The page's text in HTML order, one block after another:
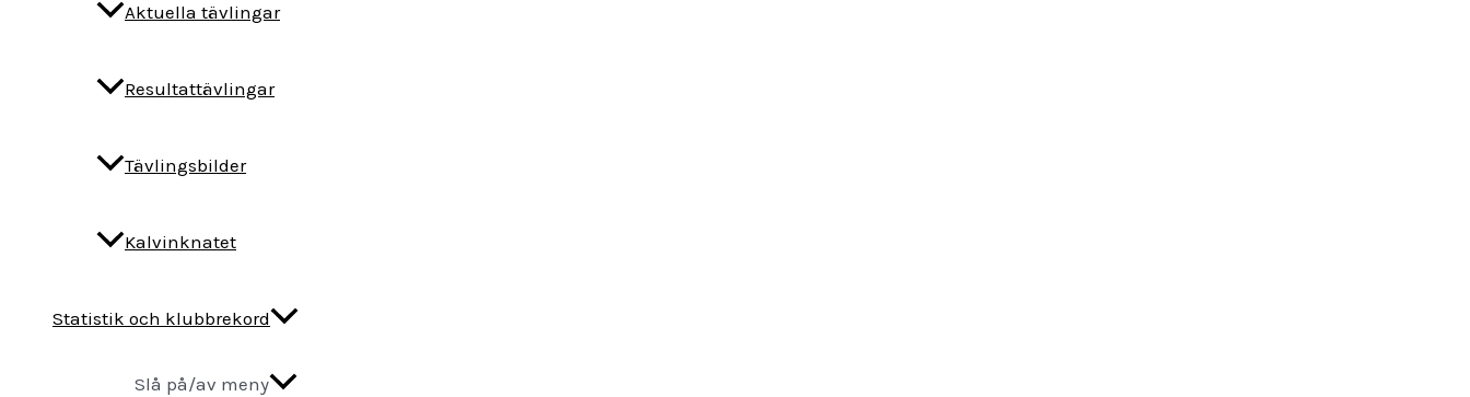
Aktuella tävlingar
Resultattävlingar
Tävlingsbilder
Kalvinknatet
Statistik och klubbrekord
Slå på/av meny